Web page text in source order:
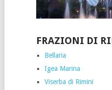
FRAZIONI DI
Bellaria
Igea Marina
Viserba di Rimini